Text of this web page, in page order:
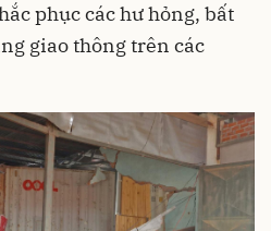
phục các hư hỏng, bất
giao thông trên các